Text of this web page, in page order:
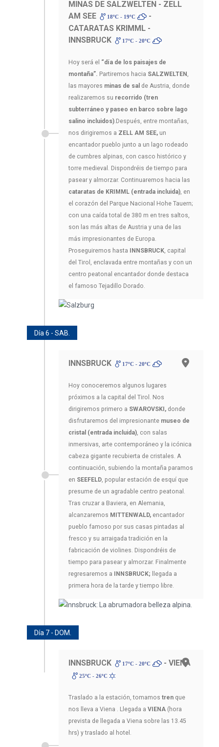
MINAS DE SALZWELTEN - ZELL
AM SEE
18ºC - 19ºC
-
CATARATAS KRIMML -
INNSBRUCK
17ºC - 20ºC
Hoy será el “día de los paisajes de
montaña”. Partiremos hacia SALZWELTEN
las mayores minas de sal de Austria, donde
realizaremos su recorrido (tren
subterráneo y paseo en barco sobre lago
salino incluidos) .Después, entre montañas,
nos dirigiremos a ZELL AM SEE, un
encantador pueblo junto a un lago rodeado
de cumbres alpinas, con casco histórico y
torre medieval. Dispondréis de tiempo para
pasear y almorzar. Continuaremos hacia las
cataratas de KRIMML (entrada incluida) , en
el corazón del Parque Nacional Hohe Tauern;
con una caída total de 380 m en tres saltos,
son las más altas de Austria y una de las
más impresionantes de Europa.
Proseguiremos hasta INNSBRUCK , capital
del Tirol, enclavada entre montañas y con un
centro peatonal encantador donde destaca
el famoso Tejadillo Dorado.
Día 6 - SAB.
INNSBRUCK 17ºC - 20ºC
Hoy conoceremos algunos lugares
próximos a la capital del Tirol. Nos
dirigiremos primero a SWAROVSKI, donde
disfrutaremos del impresionante museo de
cristal (entrada incluida) , con salas
inmersivas, arte contemporáneo y la icónica
cabeza gigante recubierta de cristales. A
continuación, subiendo la montaña paramos
en SEEFELD , popular estación de esquí que
presume de un agradable centro peatonal.
Tras cruzar a Baviera, en Alemania,
alcanzaremos MITTENWALD, encantador
pueblo famoso por sus casas pintadas al
fresco y su arraigada tradición en la
fabricación de violines. Dispondréis de
tiempo para pasear y almorzar. Finalmente
regresaremos a INNSBRUCK; llegada a
primera hora de la tarde y tiempo libre.
Día 7 - DOM.
INNSBRUCK 17ºC - 20ºC - VIENA
25ºC - 26ºC
Traslado a la estación, tomamos tren que
nos lleva a Viena . Llegada a VIENA (hora
prevista de llegada a Viena sobre las 13.45
hrs) y traslado al hotel.